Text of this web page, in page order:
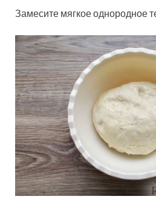
Замесите мягкое однородное